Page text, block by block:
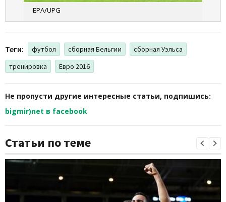
EPA/UPG
Теги: футбол сборная Бельгии
сборная Уэльса
тренировка
Евро 2016
Не пропусти другие интересные статьи, подпишись:
bigmir)net в facebook
Статьи по теме